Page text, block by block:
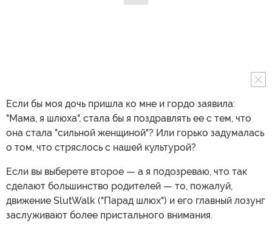
Если бы моя дочь пришла ко мне и гордо заявила:
"Мама, я шлюха", стала бы я поздравлять ее с тем, что
она стала "сильной женщиной"? Или горько задумалась
о том, что стряслось с нашей культурой?
Если вы выберете второе — а я подозреваю, что так
сделают большинство родителей — то, пожалуй,
движение SlutWalk ("Парад шлюх") и его главный лозунг
заслуживают более пристального внимания.